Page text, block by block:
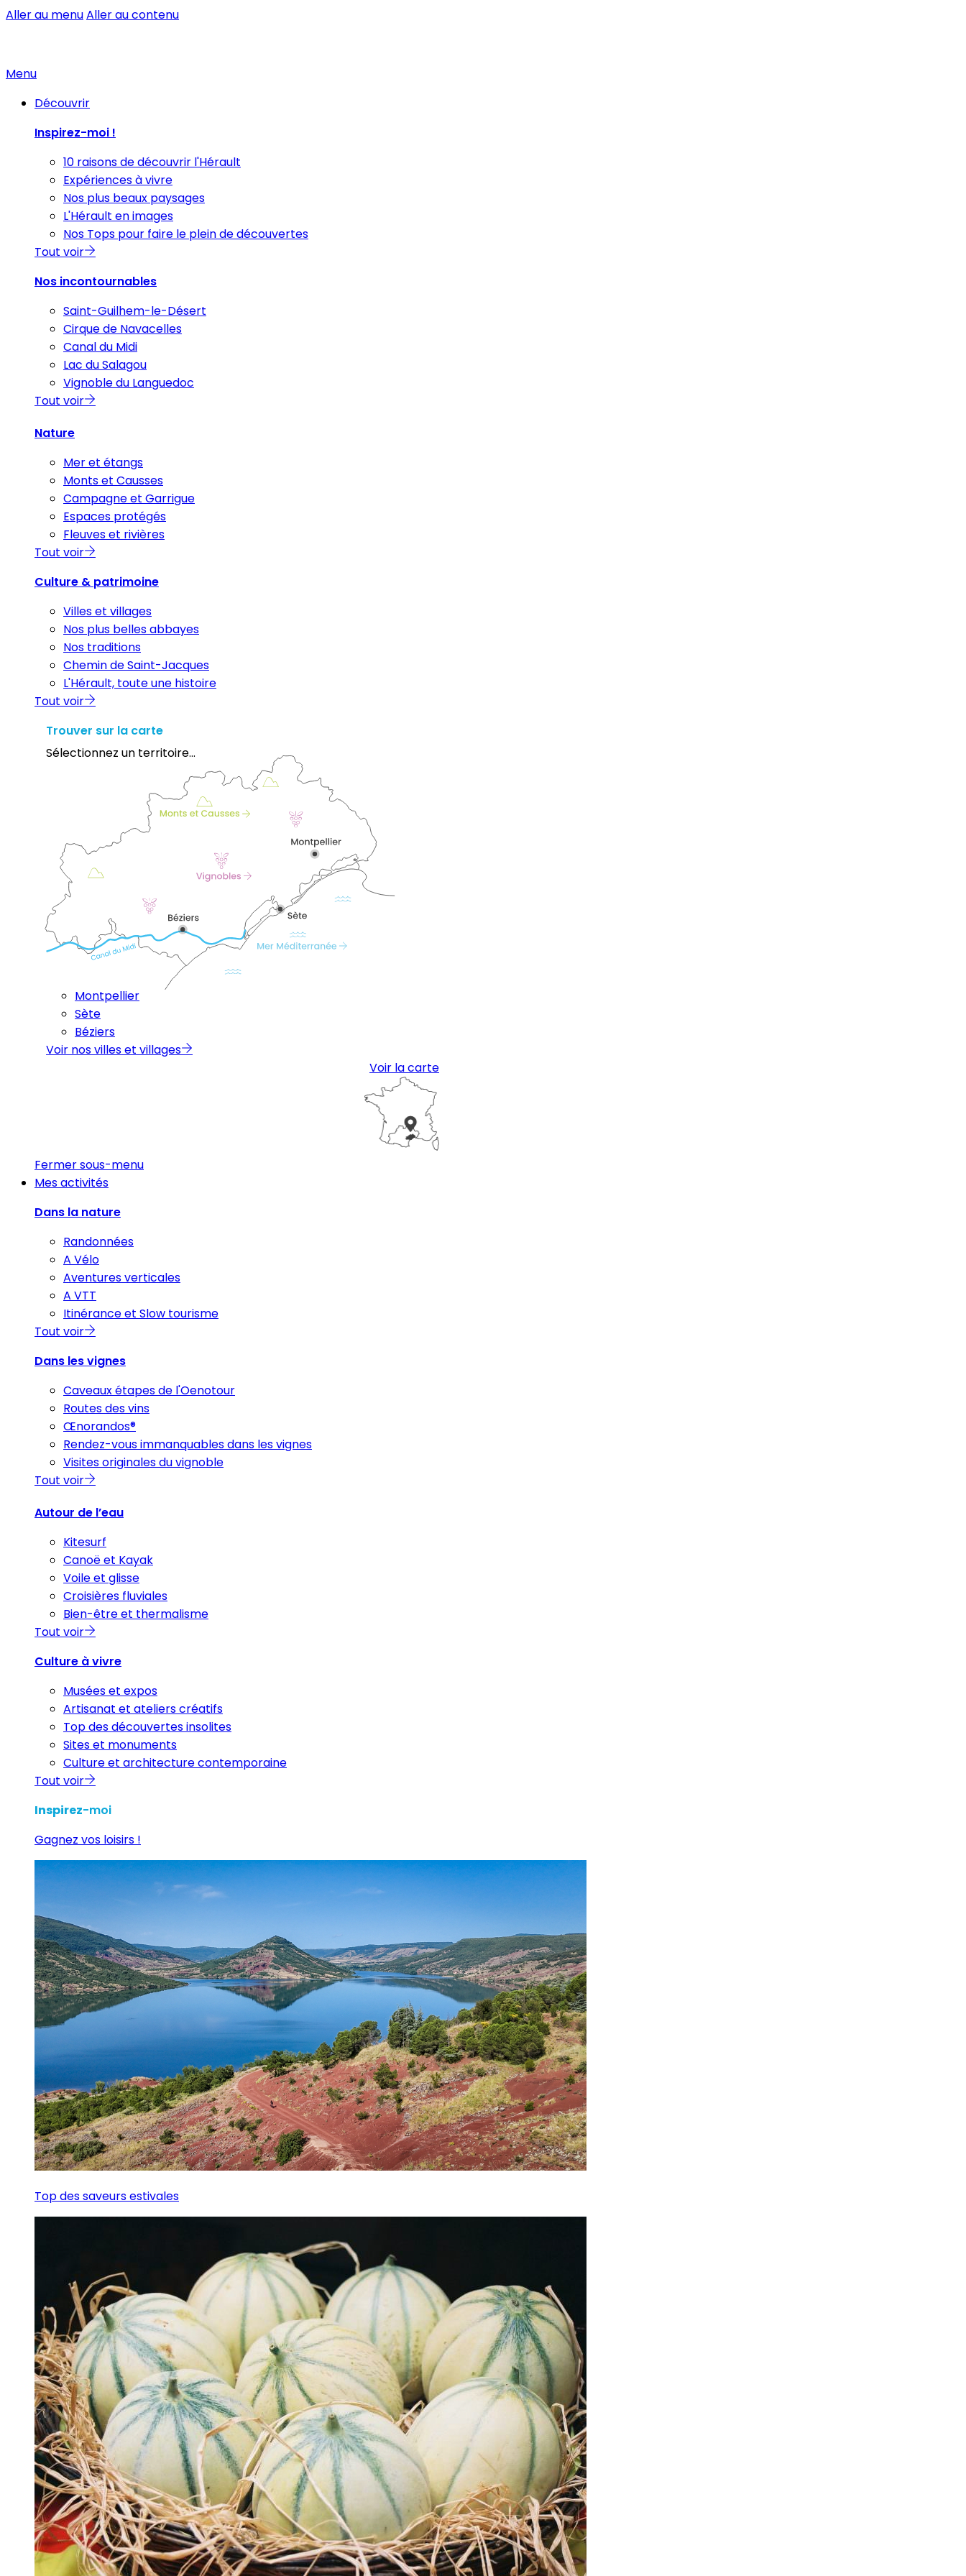
Aller au menuAller au contenu
Menu
Découvrir
Inspirez-moi !
10 raisons de découvrir l'Hérault
Expériences à vivre
Nos plus beaux paysages
L'Hérault en images
Nos Tops pour faire le plein de découvertes
Tout voir
Nos incontournables
Saint-Guilhem-le-Désert
Cirque de Navacelles
Canal du Midi
Lac du Salagou
Vignoble du Languedoc
Tout voir
Nature
Mer et étangs
Monts et Causses
Campagne et Garrigue
Espaces protégés
Fleuves et rivières
Tout voir
Culture & patrimoine
Villes et villages
Nos plus belles abbayes
Nos traditions
Chemin de Saint-Jacques
L'Hérault, toute une histoire
Tout voir
Trouver sur la carte
Sélectionnez un territoire...
Montpellier
Sète
Béziers
Voir nos villes et villages
Voir la carte
Fermer sous-menu
Mes activités
Dans la nature
Randonnées
A Vélo
Aventures verticales
A VTT
Itinérance et Slow tourisme
Tout voir
Dans les vignes
Caveaux étapes de l'Oenotour
Routes des vins
Œnorandos®
Rendez-vous immanquables dans les vignes
Visites originales du vignoble
Tout voir
Autour de l’eau
Kitesurf
Canoë et Kayak
Voile et glisse
Croisières fluviales
Bien-être et thermalisme
Tout voir
Culture à vivre
Musées et expos
Artisanat et ateliers créatifs
Top des découvertes insolites
Sites et monuments
Culture et architecture contemporaine
Tout voir
Inspirez-moi
Gagnez vos loisirs !
Top des saveurs estivales